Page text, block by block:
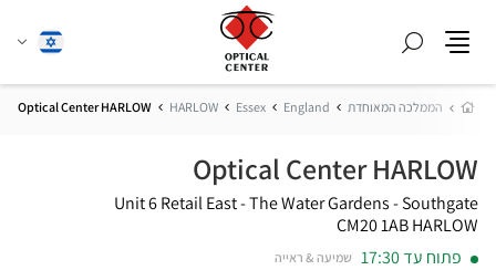
חפש
שנהעברית
בית הממלכה המאוחדת England
Essex
HARLOW
Optical Center HARLOW
Optical Center HARLOW
Unit 6 Retail East - The Water Gardens - Southgate
CM20 1AB HARLOW
פתוח עד 17:30
שמיעה & ראייה